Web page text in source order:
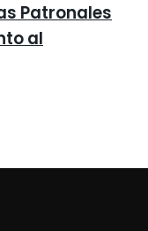
Patronales
al